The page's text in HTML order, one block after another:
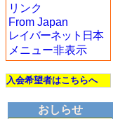
リンク
From Japan
レイバーネット日本
メニュー非表示
入会希望者はこちらへ
おしらせ